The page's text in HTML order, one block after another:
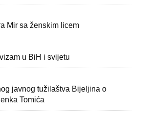
Mir sa ženskim licem
u BiH i svijetu
javnog tužilaštva Bijeljina o
Tomića